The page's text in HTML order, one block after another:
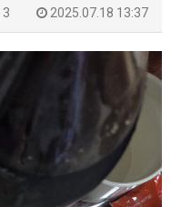
3 2025.07.18 13:37